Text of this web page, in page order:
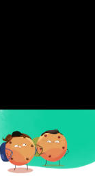
de donnée
d’exploiter les
un tiers les
accord
violation des